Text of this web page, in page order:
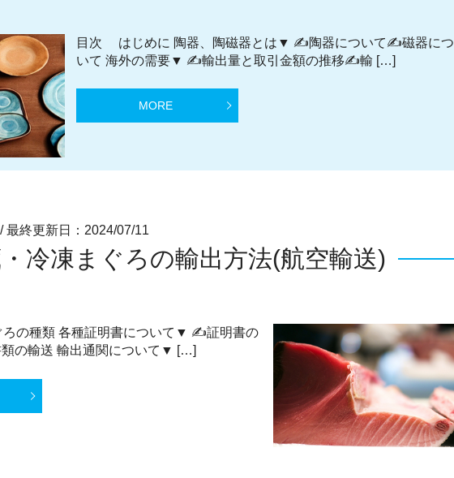
目次 はじめに 陶器、陶磁器とは▼ ✍陶器について✍磁器につ
いて 海外の需要▼ ✍輸出量と取引金額の推移✍輸 […]
MORE
/最終更新日：2024/07/11
冷凍まぐろの輸出方法(航空輸送)
の種類 各種証明書について▼ ✍証明書の
の輸送 輸出通関について▼ […]